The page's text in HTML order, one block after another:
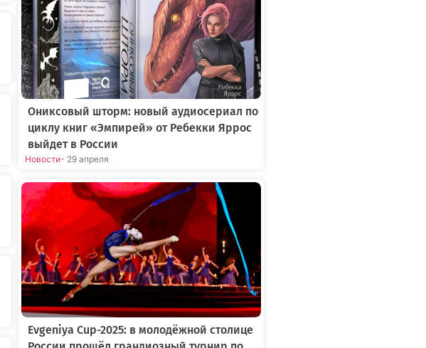
Ониксовый шторм: новый аудиосериал по
циклу книг «Эмпирей» от Ребекки Яррос
выйдет в России
Новости- 29 апреля
Evgeniya Cup-2025: в молодёжной столице